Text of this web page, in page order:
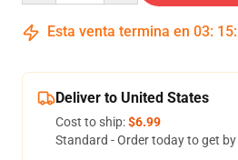
Esta venta termina en 03: 15:
Deliver to United States
Cost to ship:$6.99
Standard - Order today to get by